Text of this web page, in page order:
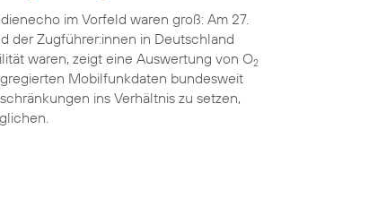
im Vorfeld waren groß: Am 27.
der Zugführer:innen in Deutschland
waren, zeigt eine Auswertung von O2
Mobilfunkdaten bundesweit
ins Verhältnis zu setzen,